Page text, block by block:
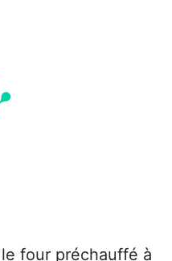
four préchauffé à